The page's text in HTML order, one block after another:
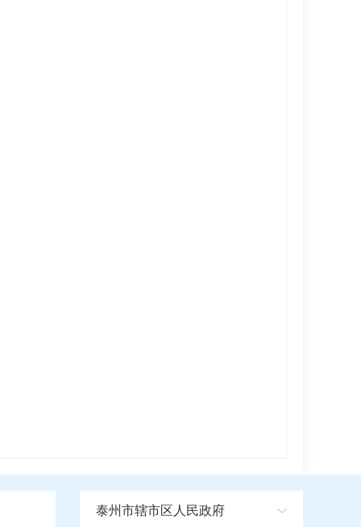
泰州市辖市区人民政府